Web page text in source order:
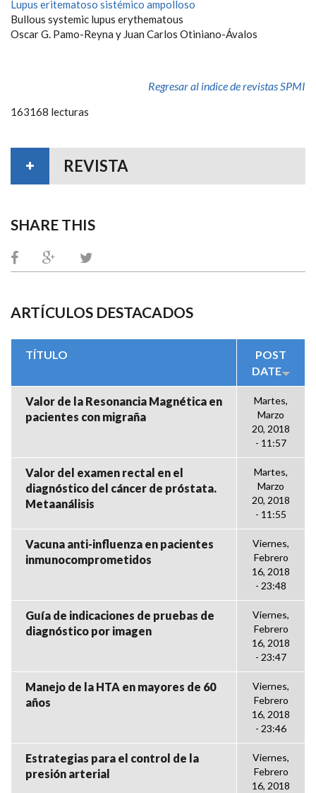
Lupus eritematoso sistémico ampolloso
Bullous systemic lupus erythematous
Oscar G. Pamo-Reyna y Juan Carlos Otiniano-Ávalos
Regresar al indice de revistas SPMI
163168 lecturas
REVISTA
SHARE THIS
ARTÍCULOS DESTACADOS
TÍTULO
POST
DATE
Valor de la Resonancia Magnética en
pacientes con migraña
Martes,
Marzo
20, 2018
- 11:57
Valor del examen rectal en el
diagnóstico del cáncer de próstata.
Metaanálisis
Martes,
Marzo
20, 2018
- 11:55
Vacuna anti-influenza en pacientes
inmunocomprometidos
Viernes,
Febrero
16, 2018
- 23:48
Guía de indicaciones de pruebas de
diagnóstico por imagen
Viernes,
Febrero
16, 2018
- 23:47
Manejo de la HTA en mayores de 60
años
Viernes,
Febrero
16, 2018
- 23:46
Estrategias para el control de la
presión arterial
Viernes,
Febrero
16, 2018